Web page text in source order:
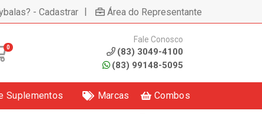
- Cadastrar | Área do Representante
0
Fale Conosco
(83) 3049-4100
(83) 99148-5095
Suplementos Marcas Combos